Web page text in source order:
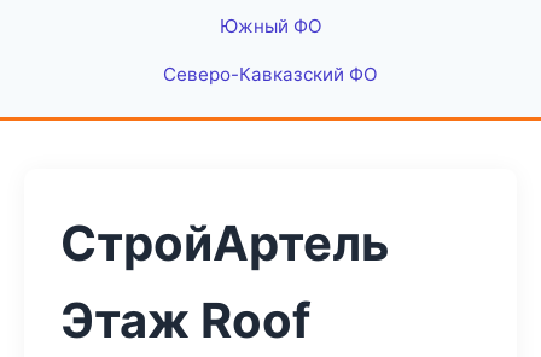
Южный ФО
Северо-Кавказский ФО
СтройАртель
Этаж Roof